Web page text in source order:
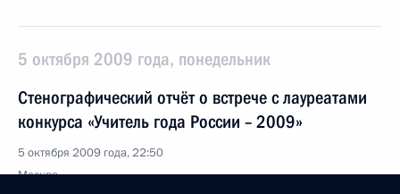
5 октября 2009 года, понедельник
Стенографический отчёт о встрече с лауреатами
конкурса «Учитель года России – 2009»
5 октября 2009 года, 22:50
Москва